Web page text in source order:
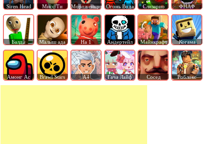
Siren Head Мисс Ти Мороженщик Огонь Вода Слизарио ФНАФ
Балди Малыш ада На 1 Андертейл Майнкрафт Когама
Амонг Ас Brawl Stars А4 Гача Лайф Сосед Роблокс